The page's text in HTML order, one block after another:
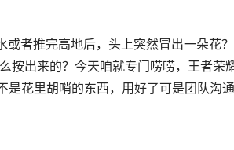
者推完高地后，头上突然冒出一朵花
按出来的？今天咱就专门唠唠，王者荣
是花里胡哨的东西，用好了可是团队沟